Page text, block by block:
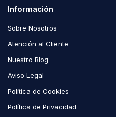
Información
Sobre Nosotros
Atención al Cliente
Nuestro Blog
Aviso Legal
Política de Cookies
Política de Privacidad